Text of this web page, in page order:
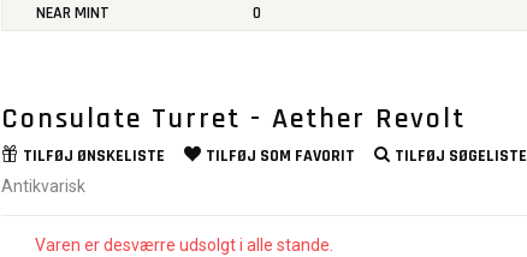
NEAR MINT 0
Consulate Turret - Aether Revolt
TILFØJ ØNSKELISTE TILFØJ SOM FAVORIT TILFØJ SØGELISTE
Antikvarisk
Varen er desværre udsolgt i alle stande.